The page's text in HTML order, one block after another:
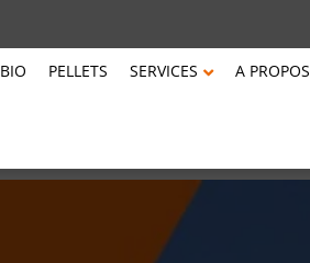
BIO PELLETS SERVICES A PROPOS